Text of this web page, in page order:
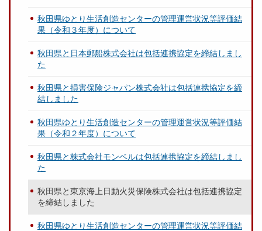
秋田県ゆとり生活創造センターの管理運営状況等評価結
果（令和３年度）について
秋田県と日本郵船株式会社は包括連携協定を締結しまし
た
秋田県と損害保険ジャパン株式会社は包括連携協定を締
結しました
秋田県ゆとり生活創造センターの管理運営状況等評価結
果（令和２年度）について
秋田県と株式会社モンベルは包括連携協定を締結しまし
た
秋田県と東京海上日動火災保険株式会社は包括連携協定
を締結しました
秋田県ゆとり生活創造センターの管理運営状況等評価結